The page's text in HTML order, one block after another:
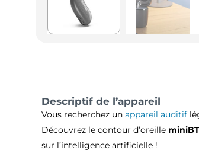
Descriptif de l’appareil
Vous recherchez un appareil auditif
Découvrez le contour d’oreille
sur l’intelligence artificielle !